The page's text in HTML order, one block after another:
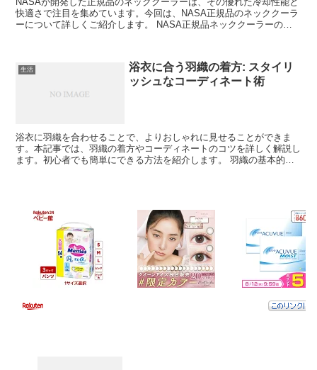
快適さで注目を集めています。今回は、NASA正規品のネッククーラ
ーについて詳しくご紹介します。 NASA正規品ネッククーラーの特
生活
浴衣に合う羽織の着方: スタイリ
ッシュなコーディネート術
浴衣に羽織を合わせることで、よりおしゃれに見せることができま
す。本記事では、羽織の着方やコーディネートのコツを詳しく解説し
ます。初心者でも簡単にできる方法を紹介します。 羽織の基本的な